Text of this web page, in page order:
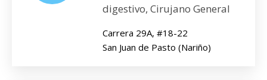
digestivo, Cirujano General
Carrera 29A, #18-22
San Juan de Pasto (Nariño)